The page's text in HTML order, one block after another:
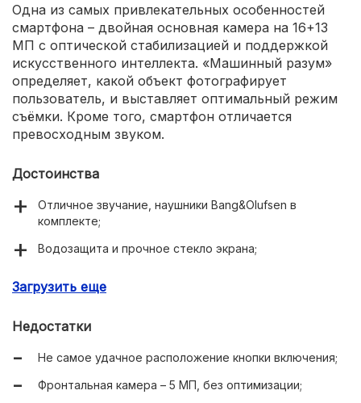
Одна из самых привлекательных особенностей
смартфона – двойная основная камера на 16+13
МП с оптической стабилизацией и поддержкой
искусственного интеллекта. «Машинный разум»
определяет, какой объект фотографирует
пользователь, и выставляет оптимальный режим
съёмки. Кроме того, смартфон отличается
превосходным звуком.
Достоинства
Отличное звучание, наушники Bang&Olufsen в
комплекте;
Водозащита и прочное стекло экрана;
Загрузить еще
Недостатки
Не самое удачное расположение кнопки включения;
Фронтальная камера – 5 МП, без оптимизации;